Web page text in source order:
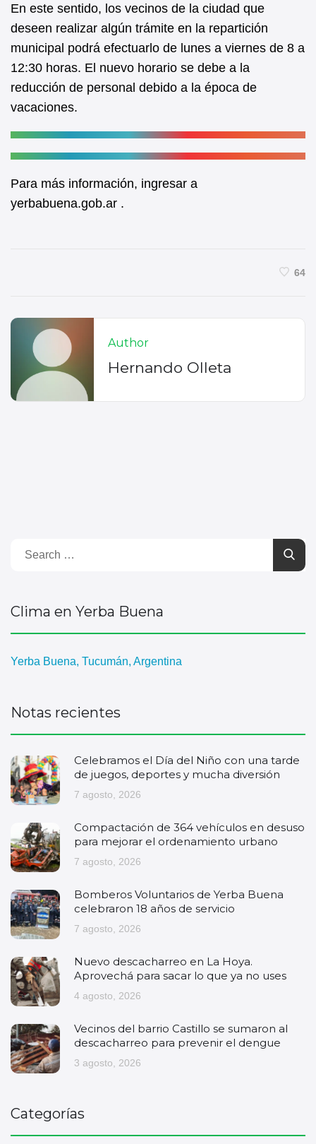
En este sentido, los vecinos de la ciudad que
deseen realizar algún trámite en la repartición
municipal podrá efectuarlo de lunes a viernes de 8 a
12:30 horas. El nuevo horario se debe a la
reducción de personal debido a la época de
vacaciones.
Para más información, ingresar a
yerbabuena.gob.ar .
64
Author
Hernando Olleta
Clima en Yerba Buena
Yerba Buena, Tucumán, Argentina
Notas recientes
Celebramos el Día del Niño con una tarde
de juegos, deportes y mucha diversión
7 agosto, 2026
Compactación de 364 vehículos en desuso
para mejorar el ordenamiento urbano
7 agosto, 2026
Bomberos Voluntarios de Yerba Buena
celebraron 18 años de servicio
7 agosto, 2026
Nuevo descacharreo en La Hoya.
Aprovechá para sacar lo que ya no uses
4 agosto, 2026
Vecinos del barrio Castillo se sumaron al
descacharreo para prevenir el dengue
3 agosto, 2026
Categorías